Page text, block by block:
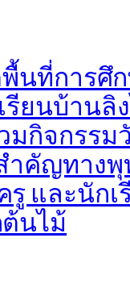
นที่การศึ
ยนบ้านลิ
มกิจกรร
ำคัญทาง
และนักเ
นไม้